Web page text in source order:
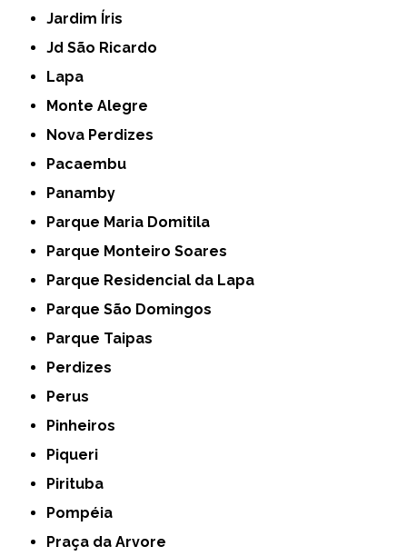
Jardim Íris
Jd São Ricardo
Lapa
Monte Alegre
Nova Perdizes
Pacaembu
Panamby
Parque Maria Domitila
Parque Monteiro Soares
Parque Residencial da Lapa
Parque São Domingos
Parque Taipas
Perdizes
Perus
Pinheiros
Piqueri
Pirituba
Pompéia
Praça da Arvore